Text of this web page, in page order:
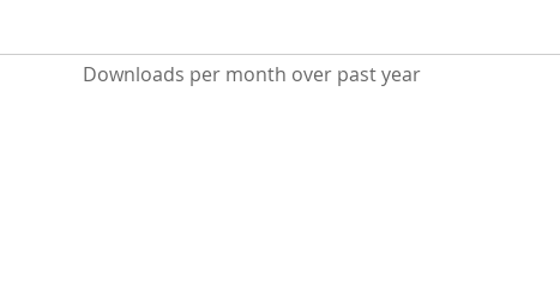
Downloads per month over past year